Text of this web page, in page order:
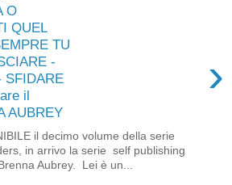
O
QUEL
TU
-
SFIDARE
il
AUBREY
›
il decimo volume della serie
in arrivo la serie self publishing
Aubrey. Lei è un...